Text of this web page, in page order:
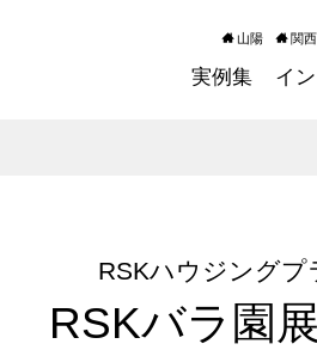
山陽 関西
実例集 イ
RSKハウジングプ
RSKバラ園